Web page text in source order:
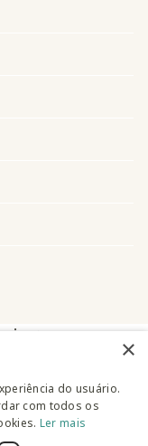
×
do usuário.
com todos os
Ler mais